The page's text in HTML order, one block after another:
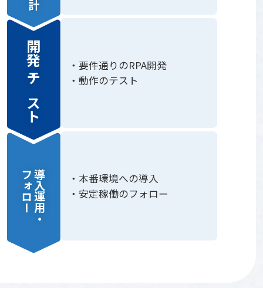
開発・テスト
要件通りのRPA開発
動作のテスト
導入運用・
フォロー
本番環境への導入
安定稼働のフォロー